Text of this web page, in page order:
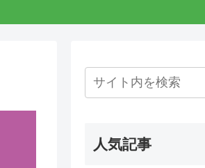
人気記事